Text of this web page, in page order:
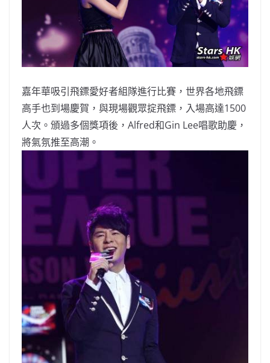
嘉年華吸引飛鏢愛好者組隊進行比賽， 世界各地飛鏢
高手也到場慶賀，與現場觀眾掟飛鏢， 入場高達1500
人次。頒過多個獎項後，Alfred和Gin Lee唱歌助慶，
將氣氛推至高潮。